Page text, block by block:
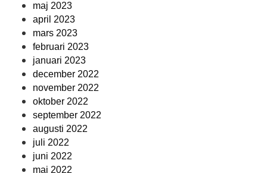
maj 2023
april 2023
mars 2023
februari 2023
januari 2023
december 2022
november 2022
oktober 2022
september 2022
augusti 2022
juli 2022
juni 2022
maj 2022